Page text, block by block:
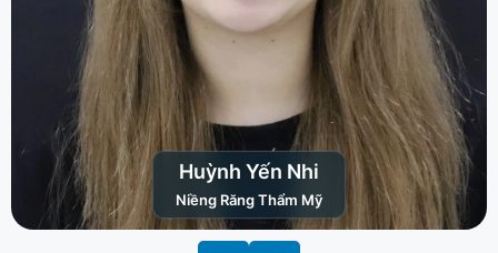
Huỳnh Yến Nhi
Niềng Răng Thẩm Mỹ